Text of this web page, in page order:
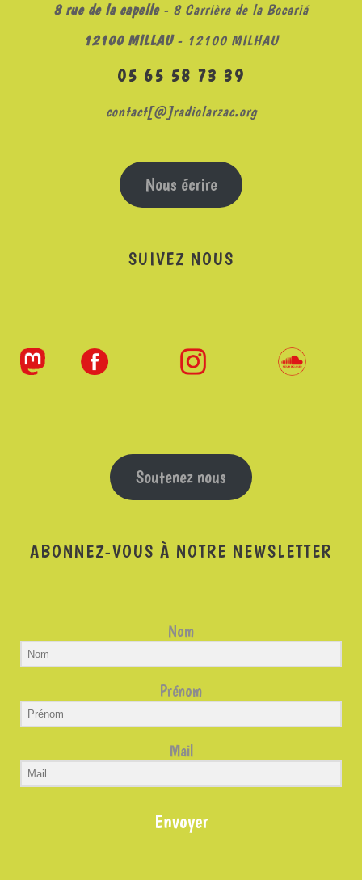
8 rue de la capelle- 8 Carrièra de la Bocariá
12100 MILLAU- 12100 MILHAU
05 65 58 73 39
contact[@]radiolarzac.org
Nous écrire
SUIVEZ NOUS
Soutenez nous
ABONNEZ-VOUS À NOTRE NEWSLETTER
Nom
Prénom
Mail
Envoyer